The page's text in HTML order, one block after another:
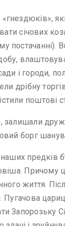
січових
постачанні).
і городи,
дрібну
поштові
залишали
борг
предків
Причому
життя.
Пугачова
Запорозьку